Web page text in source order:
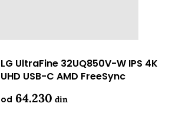
LG UltraFine 32UQ850V-W IPS 4K
UHD USB-C AMD FreeSync
od 64.230 din